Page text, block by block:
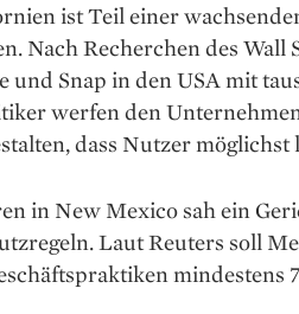
ist Teil einer
Nach Recherchen des Wall
und Snap in den USA mit
werfen den
dass Nutzer möglichst
in New Mexico sah ein
Laut Reuters soll
mindestens